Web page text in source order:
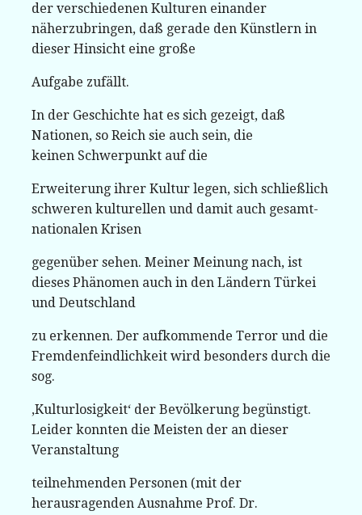
der verschiedenen Kulturen einander
näherzubringen, daß gerade den Künstlern in
dieser Hinsicht eine große
Aufgabe zufällt.
In der Geschichte hat es sich gezeigt, daß
Nationen, so Reich sie auch sein, die
keinen Schwerpunkt auf die
Erweiterung ihrer Kultur legen, sich schließlich
schweren kulturellen und damit auch gesamt-
nationalen Krisen
gegenüber sehen. Meiner Meinung nach, ist
dieses Phänomen auch in den Ländern Türkei
und Deutschland
zu erkennen. Der aufkommende Terror und die
Fremdenfeindlichkeit wird besonders durch die
sog.
‚Kulturlosigkeit‘ der Bevölkerung begünstigt.
Leider konnten die Meisten der an dieser
Veranstaltung
teilnehmenden Personen (mit der
herausragenden Ausnahme Prof. Dr.